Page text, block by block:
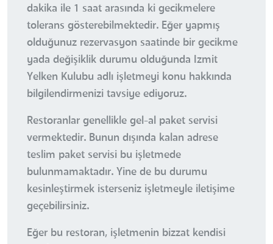
dakika ile 1 saat arasında ki gecikmelere
tolerans gösterebilmektedir. Eğer yapmış
olduğunuz rezervasyon saatinde bir gecikme
yada değişiklik durumu olduğunda Izmit
Yelken Kulubu adlı işletmeyi konu hakkında
bilgilendirmenizi tavsiye ediyoruz.
Restoranlar genellikle gel-al paket servisi
vermektedir. Bunun dışında kalan adrese
teslim paket servisi bu işletmede
bulunmamaktadır. Yine de bu durumu
kesinleştirmek isterseniz işletmeyle iletişime
geçebilirsiniz.
Eğer bu restoran, işletmenin bizzat kendisi